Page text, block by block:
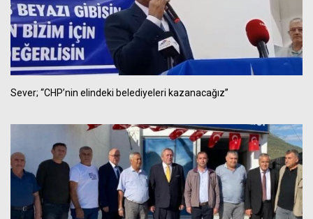
Sever; “CHP’nin elindeki belediyeleri kazanacağız”